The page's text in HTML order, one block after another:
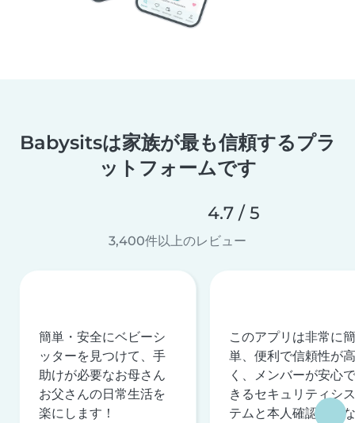
Babysitsは家族が最も信頼するプラ
ットフォームです
4.7 / 5
3,400件以上のレビュー
簡単・安全にベビーシ
ッターを見つけて、手
助けが必要なお母さん
お父さんの日常生活を
楽にします！
このアプリは非常に簡
単、便利で信頼性が高
く、メンバーが安心で
きるセキュリティシス
テムと本人確認を行な